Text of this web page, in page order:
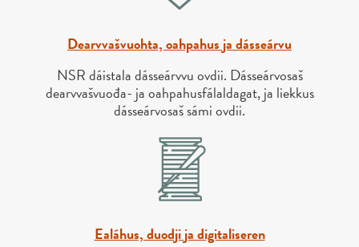
Dearvvašvuohta, oahpahus ja dásseárvu
NSR dáistala dásseárvvu ovdii. Dásseárvosaš
dearvvašvuođa- ja oahpahusfálaldagat, ja liekkus
dásseárvosaš sámi ovdii.
Ealáhus, duodji ja digitaliseren